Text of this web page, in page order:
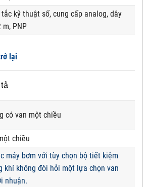
tắc kỹ thuật số, cung cấp analog, dây
m, PNP
lại
tả
có van một chiều
chiều
máy bơm với tùy chọn bộ tiết kiệm
khí không đòi hỏi một lựa chọn van
nhuận.